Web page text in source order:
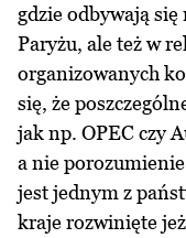
gdzie odbywają się
Paryżu, ale też w
organizowanych
się, że
jak np. OPEC czy
a nie
jest jednym z
kraje rozwinięte